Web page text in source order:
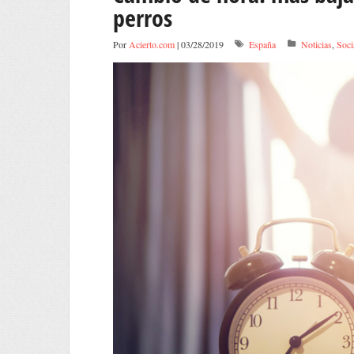
perros
Por Acierto.com| 03/28/2019 España Noticias,